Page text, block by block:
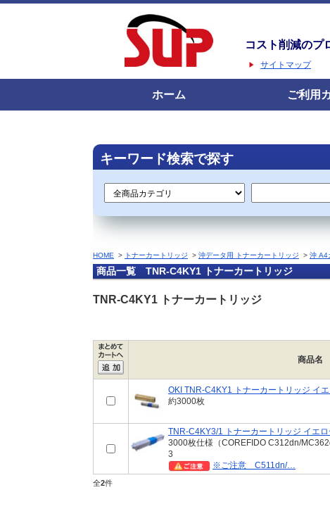
コスト削減のプ
サイトマップ
ホーム ご利用
キーワード検索で探す
HOME > トナーカートリッジ > 沖データ用 トナーカートリッジ > 沖 A4
商品一覧 TNR-C4KY1 トナーカートリッジ
TNR-C4KY1 トナーカートリッジ
商品名
OKI TNR-C4KY1 トナーカートリッジ イ
約3000枚
TNR-C4KY3/1 トナーカートリッジ イエ
3000枚仕様（COREFIDO C312dn/
3
※ご注意 C511dn/…
全2件